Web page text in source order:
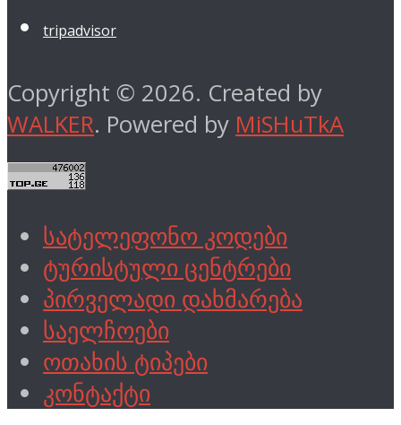
tripadvisor
Copyright © 2026. Created by
WALKER. Powered by MiSHuTkA
სატელეფონო კოდები
ტურისტული ცენტრები
პირველადი დახმარება
საელჩოები
ოთახის ტიპები
კონტაქტი